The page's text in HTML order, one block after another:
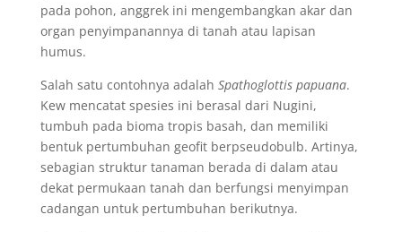
pada pohon, anggrek ini mengembangkan akar dan
organ penyimpanannya di tanah atau lapisan
humus.
Salah satu contohnya adalah Spathoglottis papuana.
Kew mencatat spesies ini berasal dari Nugini,
tumbuh pada bioma tropis basah, dan memiliki
bentuk pertumbuhan geofit berpseudobulb. Artinya,
sebagian struktur tanaman berada di dalam atau
dekat permukaan tanah dan berfungsi menyimpan
cadangan untuk pertumbuhan berikutnya.